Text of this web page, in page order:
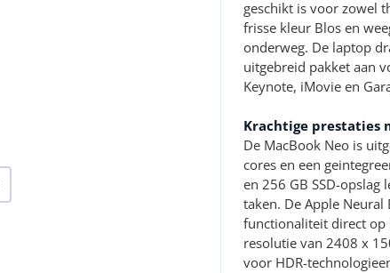
geschikt is voor zowel
frisse kleur Blos en
onderweg. De laptop
uitgebreid pakket aan
Keynote, iMovie en
Krachtige prestaties
De MacBook Neo is
cores en een
en 256 GB SSD-
taken. De Apple Neural
functionaliteit direct op
resolutie van 2408 x
voor HDR-